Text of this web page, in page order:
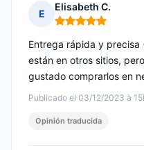
E
Elisabeth C.
Nota: 5 de 5
Publicado el 03/12/2023 à
Entrega rápida y
están en otros sitios,
gustado comprarlos en
Opinión traducida